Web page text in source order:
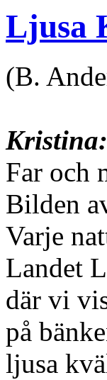
Ljusa
(B.
Kristina:
Far och
Bilden
Varje
Landet
där vi
på
ljusa